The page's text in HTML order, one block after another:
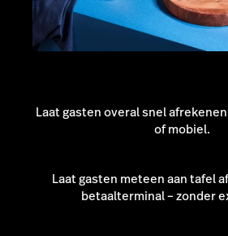
Laat gasten overal snel
of mobiel.
Laat gasten meteen aan tafel
betaalterminal – zonder